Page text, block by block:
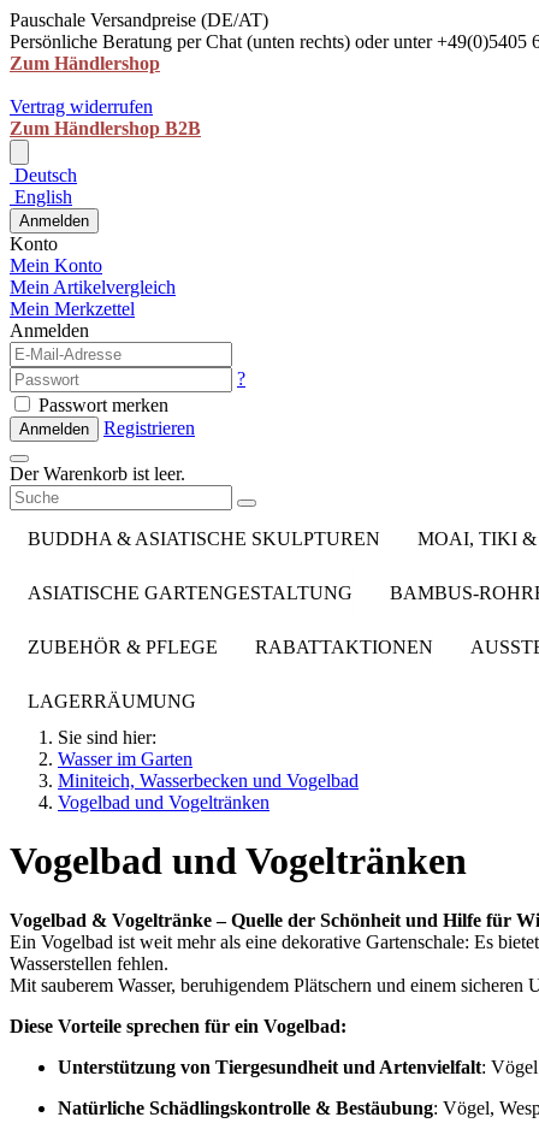
Pauschale Versandpreise (DE/AT)
Persönliche Beratung per Chat (unten rechts) oder unter +49(0)5405
Zum Händlershop
Vertrag widerrufen
Zum Händlershop B2B
Deutsch
English
Anmelden
Konto
Mein Konto
Mein Artikelvergleich
Mein Merkzettel
Anmelden
?
Passwort merken
Anmelden Registrieren
Der Warenkorb ist leer.
BUDDHA & ASIATISCHE SKULPTUREN MOAI, TIKI &
ASIATISCHE GARTENGESTALTUNG BAMBUS-
ZUBEHÖR & PFLEGE RABATTAKTIONEN
LAGERRÄUMUNG
Sie sind hier:
Wasser im Garten
Miniteich, Wasserbecken und Vogelbad
Vogelbad und Vogeltränken
Vogelbad und Vogeltränken
Vogelbad & Vogeltränke – Quelle der Schönheit und Hilfe für
Ein Vogelbad ist weit mehr als eine dekorative Gartenschale: Es
Wasserstellen fehlen.
Mit sauberem Wasser, beruhigendem Plätschern und einem
Diese Vorteile sprechen für ein Vogelbad:
Unterstützung von Tiergesundheit und Artenvielfalt:
Natürliche Schädlingskontrolle & Bestäubung: Vögel,